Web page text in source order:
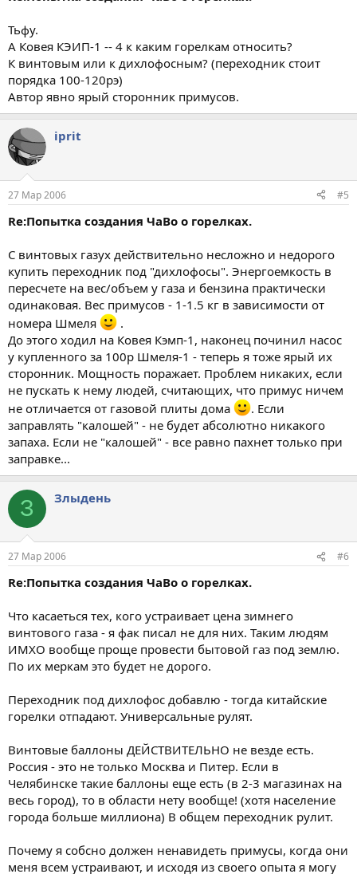
Тьфу.
А Ковея КЭИП-1 -- 4 к каким горелкам относить?
К винтовым или к дихлофосным? (переходник стоит
порядка 100-120рэ)
Автор явно ярый сторонник примусов.
iprit
27 Мар 2006 #5
Re:Попытка создания ЧаВо о горелках.
С винтовых газух действительно несложно и недорого
купить переходник под "дихлофосы". Энергоемкость в
пересчете на вес/объем у газа и бензина практически
одинаковая. Вес примусов - 1-1.5 кг в зависимости от
номера Шмеля
.
До этого ходил на Ковея Кэмп-1, наконец починил насос
у купленного за 100р Шмеля-1 - теперь я тоже ярый их
сторонник. Мощность поражает. Проблем никаких, если
не пускать к нему людей, считающих, что примус ничем
не отличается от газовой плиты дома
. Если
заправлять "калошей" - не будет абсолютно никакого
запаха. Если не "калошей" - все равно пахнет только при
заправке...
З Злыдень
27 Мар 2006 #6
Re:Попытка создания ЧаВо о горелках.
Что касаеться тех, кого устраивает цена зимнего
винтового газа - я фак писал не для них. Таким людям
ИМХО вообще проще провести бытовой газ под землю.
По их меркам это будет не дорого.
Переходник под дихлофос добавлю - тогда китайские
горелки отпадают. Универсальные рулят.
Винтовые баллоны ДЕЙСТВИТЕЛЬНО не везде есть.
Россия - это не только Москва и Питер. Если в
Челябинске такие баллоны еще есть (в 2-3 магазинах на
весь город), то в области нету вообще! (хотя население
города больше миллиона) В общем переходник рулит.
Почему я собсно должен ненавидеть примусы, когда они
меня всем устраивают, и исходя из своего опыта я могу